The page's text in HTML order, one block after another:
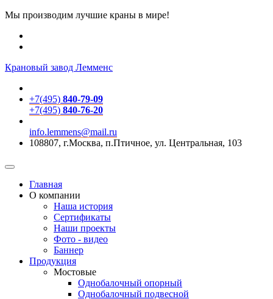
Мы производим лучшие краны в мире!
Крановый завод Лемменс
+7(495) 840-79-09
+7(495) 840-76-20
info.lemmens@mail.ru
108807, г.Москва, п.Птичное, ул. Центральная, 103
Главная
О компании
Наша история
Сертификаты
Наши проекты
Фото - видео
Баннер
Продукция
Мостовые
Однобалочный опорный
Однобалочный подвесной